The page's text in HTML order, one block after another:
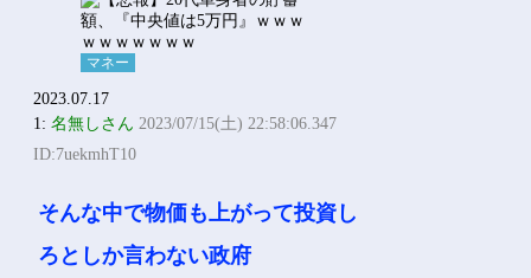
マネー
2023.07.17
1:名無しさん 2023/07/15(土) 22:58:06.347
ID:7uekmhT10
そんな中で物価も上がって投資し
ろとしか言わない政府